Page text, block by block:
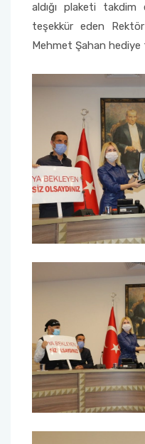
aldığı plaketi
teşekkür eden
Mehmet Şahan